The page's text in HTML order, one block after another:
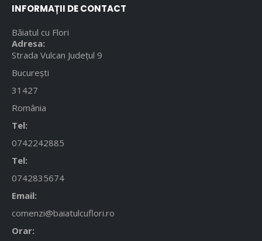
INFORMAȚII DE CONTACT
Băiatul cu Flori
Adresa:
Strada Vulcan Județul 9
București
31427
România
Tel:
0742242885
Tel:
0742835674
Email:
comenzi@baiatulcuflori.ro
Orar: